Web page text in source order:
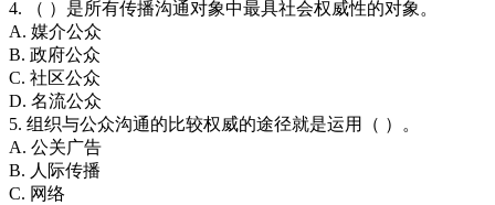
4. （ ）是所有传播沟通对象中最具社会权威性的对象。
A. 媒介公众
B. 政府公众
C. 社区公众
D. 名流公众
5. 组织与公众沟通的比较权威的途径就是运用（ ）。
A. 公关广告
B. 人际传播
C. 网络